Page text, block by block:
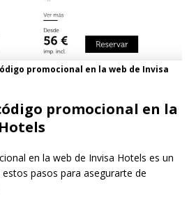
promocional en la web de Invisa
promocional en la
en la web de Invisa Hotels es un
pasos para asegurarte de